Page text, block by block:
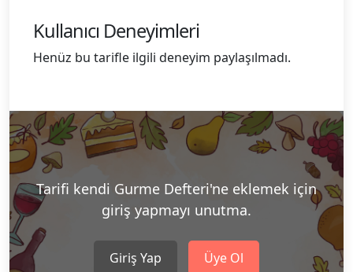
Kullanıcı Deneyimleri
Henüz bu tarifle ilgili deneyim paylaşılmadı.
Tarifi kendi Gurme Defteri'ne eklemek için
giriş yapmayı unutma.
Giriş Yap Üye Ol